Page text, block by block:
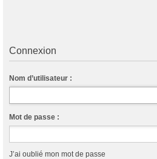
Connexion
Nom d’utilisateur :
Mot de passe :
J’ai oublié mon mot de passe